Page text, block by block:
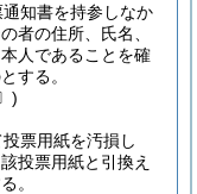
知書を持参しなか
者の住所、氏名、
人であることを確
する。
)
票用紙を汚損し
投票用紙と引換え
。